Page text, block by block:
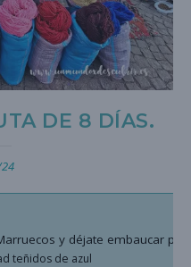
DE 8 DÍAS.
y déjate embaucar
teñidos de azul